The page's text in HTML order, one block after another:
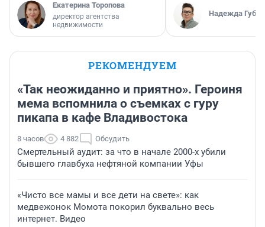
Екатерина Торопова
директор агентства
недвижимости
Надежда
РЕКОМЕНДУЕМ
«Так неожиданно и приятно». Героиня
мема вспомнила о съемках с гуру
пикапа в кафе Владивостока
8 часов 4 882 Обсудить
Смертельный аудит: за что в начале 2000-х убили
бывшего главбуха нефтяной компании Уфы
«Чисто все мамы и все дети на свете»: как
медвежонок Момота покорил буквально весь
интернет. Видео